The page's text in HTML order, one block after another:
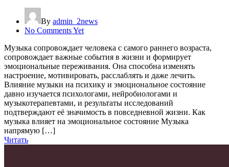
By admin_2news
No Comments Yet
Музыка сопровождает человека с самого раннего возраста,
сопровождает важные события в жизни и формирует
эмоциональные переживания. Она способна изменять
настроение, мотивировать, расслаблять и даже лечить.
Влияние музыки на психику и эмоциональное состояние
давно изучается психологами, нейробиологами и
музыкотерапевтами, и результаты исследований
подтверждают её значимость в повседневной жизни. Как
музыка влияет на эмоциональное состояние Музыка
напрямую […]
Читать